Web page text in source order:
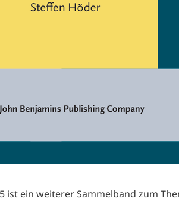
ist ein weiterer Sammelband zum